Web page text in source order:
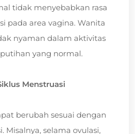
tidak menyebabkan rasa
pada area vagina. Wanita
nyaman dalam aktivitas
yang normal.
Menstruasi
berubah sesuai dengan
Misalnya, selama ovulasi,